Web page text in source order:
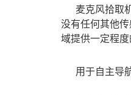
麦克风拾取
没有任何其他
域提供一定程度
用于自主导航